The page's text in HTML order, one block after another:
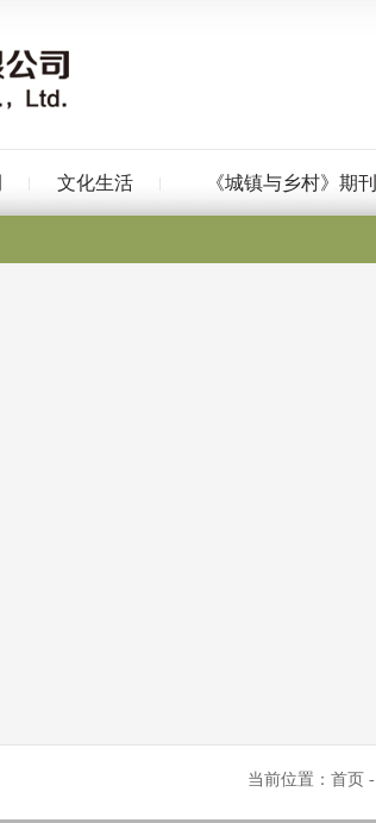
文化生活 《城镇与乡村》期刊
当前位置： 首页 -